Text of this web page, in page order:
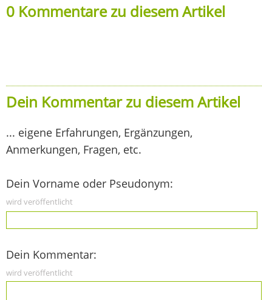
0 Kommentare zu diesem Artikel
Dein Kommentar zu diesem Artikel
... eigene Erfahrungen, Ergänzungen,
Anmerkungen, Fragen, etc.
Dein Vorname oder Pseudonym:
wird veröffentlicht
Dein Kommentar:
wird veröffentlicht